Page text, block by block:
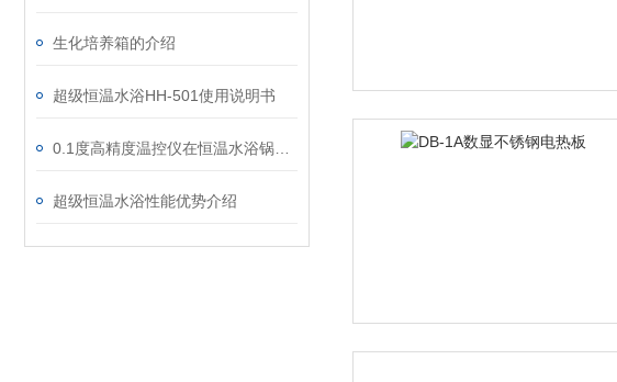
生化培养箱的介绍
超级恒温水浴HH-501使用说明书
超级恒温水浴性能优势介绍